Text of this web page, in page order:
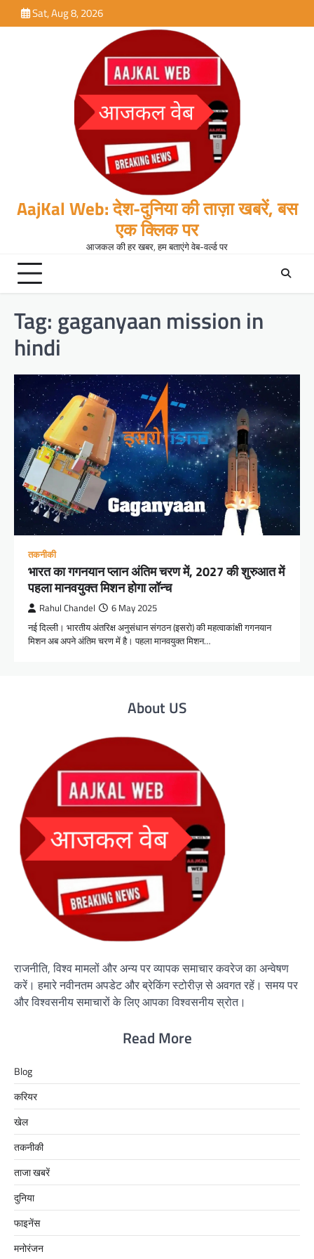
to
Sat, Aug 8, 2026
AajKal Web: देश-दुनिया की ताज़ा खबरें, बस
एक क्लिक पर
आजकल की हर खबर, हम बताएंगे वेब-वर्ल्ड पर
Tag: gaganyaan mission in
hindi
तकनीकी
भारत का गगनयान प्लान अंतिम चरण में, 2027 की शुरुआत में
पहला मानवयुक्त मिशन होगा लॉन्च
Rahul Chandel 6 May 2025
नई दिल्ली। भारतीय अंतरिक्ष अनुसंधान संगठन (इसरो) की महत्वाकांक्षी गगनयान
मिशन अब अपने अंतिम चरण में है। पहला मानवयुक्त मिशन…
About US
राजनीति, विश्व मामलों और अन्य पर व्यापक समाचार कवरेज का अन्वेषण
करें। हमारे नवीनतम अपडेट और ब्रेकिंग स्टोरीज़ से अवगत रहें। समय पर
और विश्वसनीय समाचारों के लिए आपका विश्वसनीय स्रोत।
Read More
Blog
करियर
खेल
तकनीकी
ताजा खबरें
दुनिया
फाइनेंस
मनोरंजन